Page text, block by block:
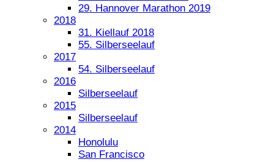
29. Hannover Marathon 2019
2018
31. Kiellauf 2018
55. Silberseelauf
2017
54. Silberseelauf
2016
Silberseelauf
2015
Silberseelauf
2014
Honolulu
San Francisco